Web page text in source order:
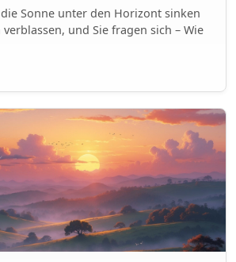
Sonne unter den Horizont sinken
und Sie fragen sich – Wie